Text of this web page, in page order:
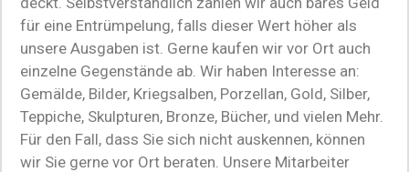
für eine Entrümpelung, falls dieser Wert höher als
unsere Ausgaben ist. Gerne kaufen wir vor Ort auch
einzelne Gegenstände ab. Wir haben Interesse an:
Gemälde, Bilder, Kriegsalben, Porzellan, Gold, Silber,
Teppiche, Skulpturen, Bronze, Bücher, und vielen Mehr.
Für den Fall, dass Sie sich nicht auskennen, können
wir Sie gerne vor Ort beraten. Unsere Mitarbeiter